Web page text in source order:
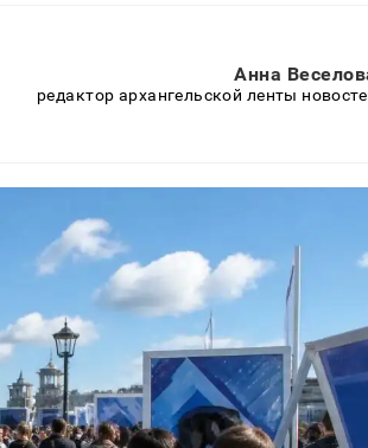
Анна
редактор архангельской ленты